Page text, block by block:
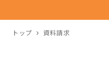
トップ 資料請求